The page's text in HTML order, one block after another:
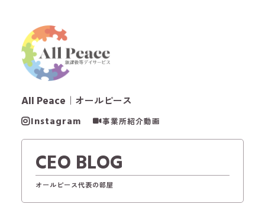
All Peace ｜オールピース
Instagram 事業所紹介動画
CEO BLOG
オールピース代表の部屋